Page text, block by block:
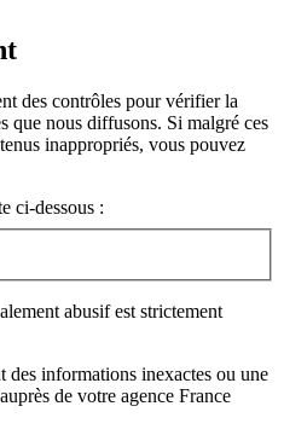
des contrôles pour vérifier la
que nous diffusons. Si malgré ces
inappropriés, vous pouvez
ci-dessous :
abusif est strictement
des informations inexactes ou une
de votre agence France